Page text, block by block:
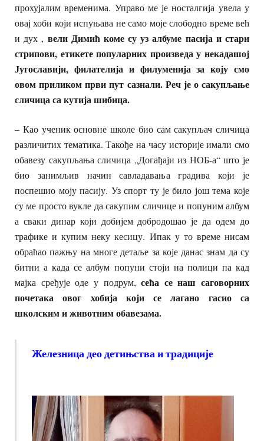
прохујалим временима. Управо ме је носталгија увела у
овај хоби који испуњава не само моје слободно време већ
и дух , вели Димић коме су уз албуме пасија истари
стрипови, етикете популарних произведа у некадашој
Југославији, филателија и филуменија за коју смо
овом приликом први пут сазнали. Реч је о сакупљање
сличица са кутија шибица.
– Као ученик основне школе био сам сакупљач сличица
различитих тематика. Такође на часу историје имали смо
обавезу сакупљања сличица „Догађаји из НОБ-а“ што је
био занимљив начин савладавања градива који је
поспешио моју пасију. Уз спорт ту је било још тема које
су ме просто вукле да сакупим сличице и попуним албум
а сваки динар који добијем добродошао је да одем до
трафике и купим неку кесицу. Ипак у то време нисам
обраћао пажњу на многе детаље за које данас знам да су
битни а када се албум попуни стоји на полици па кад
мајка сређује оде у подрум,сећа се наш саговорних
почетака овог хобија који се лагано гасио са
школским и животним обавезама.
Железница део детињства и традиције